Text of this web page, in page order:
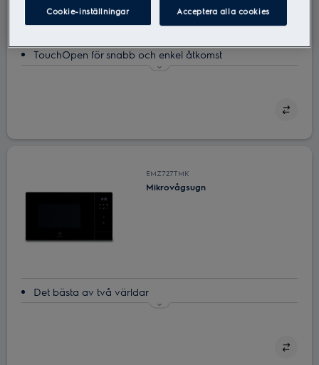
TouchOpen för snabb och enkel åtkomst
TouchOpen ger enkel åtkomst
EMZ727TMK
Mikrovågsugn
Det bästa av två världar
SteamPot för snabb och sund matlagning
Cookie-inställningar Acceptera alla cookies